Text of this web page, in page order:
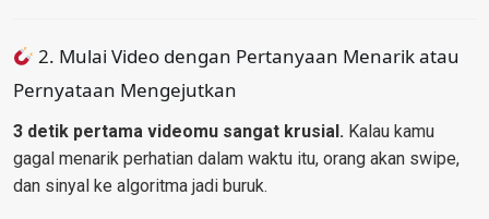
2. Mulai Video dengan Pertanyaan Menarik atau
Pernyataan Mengejutkan
3 detik pertama videomu sangat krusial. Kalau kamu
gagal menarik perhatian dalam waktu itu, orang akan swipe,
dan sinyal ke algoritma jadi buruk.